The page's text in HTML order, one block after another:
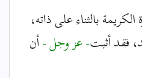
الكريمة بالثناء على ذاته،
فقد أثبت- عز وجل -أن